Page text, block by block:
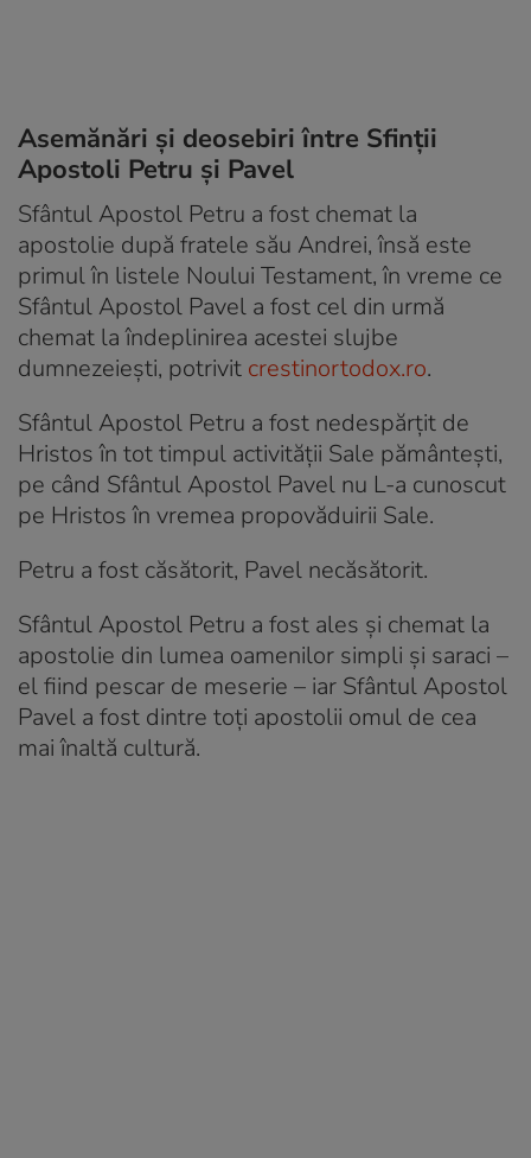
Asemănări şi deosebiri între Sfinţii
Apostoli Petru şi Pavel
Sfântul Apostol Petru a fost chemat la
apostolie după fratele său Andrei, însă este
primul în listele Noului Testament, în vreme ce
Sfântul Apostol Pavel a fost cel din urmă
chemat la îndeplinirea acestei slujbe
dumnezeiești, potrivit crestinortodox.ro.
Sfântul Apostol Petru a fost nedespărțit de
Hristos în tot timpul activității Sale pământești,
pe când Sfântul Apostol Pavel nu L-a cunoscut
pe Hristos în vremea propovăduirii Sale.
Petru a fost căsătorit, Pavel necăsătorit.
Sfântul Apostol Petru a fost ales și chemat la
apostolie din lumea oamenilor simpli și saraci –
el fiind pescar de meserie – iar Sfântul Apostol
Pavel a fost dintre toți apostolii omul de cea
mai înaltă cultură.